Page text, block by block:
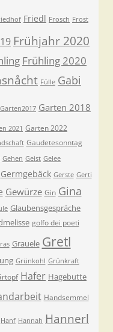
Friedl Frosch Frost
Frühjahr 2020
Frühling 2020
Fülle Gabi
Garten2017 Garten 2018
2021 Garten 2022
Gaudetesonntag
Gehen Geist Gelee
Germgebäck Gerste Gerti
Gewürze Gin Gina
Glaubensgespräche
golfo dei poeti
Grauele Gretl
Grünkohl Grünkraft
Hafer Hagebutte
Handsemmel
Hanf Hannah Hannerl